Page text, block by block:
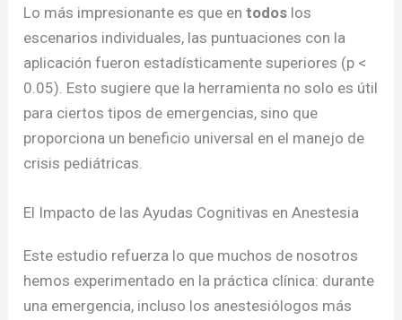
Lo más impresionante es que entodos los
escenarios individuales, las puntuaciones con la
aplicación fueron estadísticamente superiores (p <
0.05). Esto sugiere que la herramienta no solo es útil
para ciertos tipos de emergencias, sino que
proporciona un beneficio universal en el manejo de
crisis pediátricas.
El Impacto de las Ayudas Cognitivas en Anestesia
Este estudio refuerza lo que muchos de nosotros
hemos experimentado en la práctica clínica: durante
una emergencia, incluso los anestesiólogos más